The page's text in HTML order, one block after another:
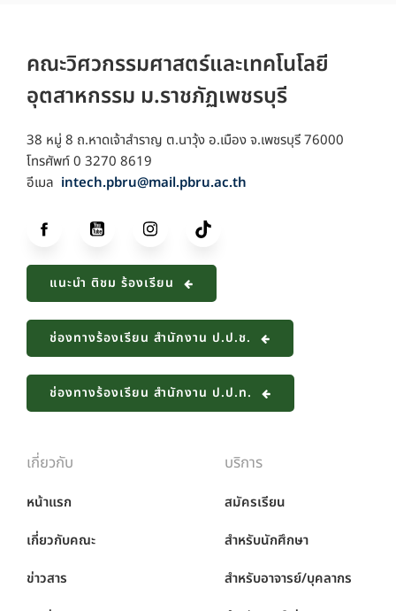
คณะวิศวกรรมศาสตร์และเทคโนโลยี
อุตสาหกรรม ม.ราชภัฏเพชรบุรี
38 หมู่ 8 ถ.หาดเจ้าสำราญ ต.นาวุ้ง อ.เมือง จ.เพชรบุรี 76000
โทรศัพท์ 0 3270 8619
อีเมล intech.pbru@mail.pbru.ac.th
แนะนำ ติชม ร้องเรียน
ช่องทางร้องเรียน สำนักงาน ป.ป.ช.
ช่องทางร้องเรียน สำนักงาน ป.ป.ท.
เกี่ยวกับ
หน้าแรก
เกี่ยวกับคณะ
ข่าวสาร
บริการ
สมัครเรียน
สำหรับนักศึกษา
สำหรับอาจารย์/บุคลากร